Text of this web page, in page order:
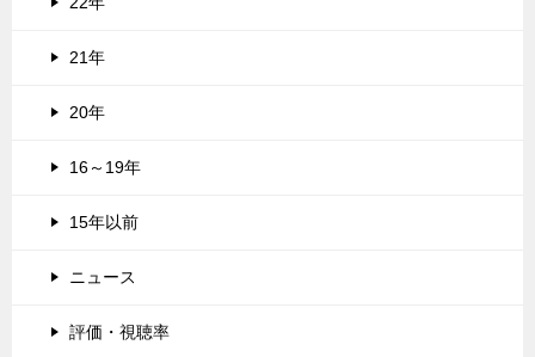
21年
20年
16～19年
15年以前
ニュース
評価・視聴率